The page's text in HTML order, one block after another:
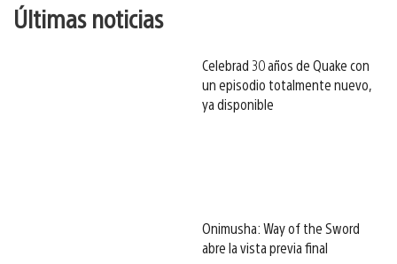
Últimas noticias
Celebrad 30 años de Quake con
un episodio totalmente nuevo,
ya disponible
Onimusha: Way of the Sword
abre la vista previa final